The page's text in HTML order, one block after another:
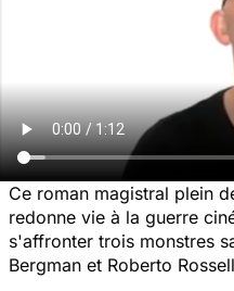
Ce roman magistral plein
redonne vie à la guerre
s'affronter trois monstres
Bergman et Roberto